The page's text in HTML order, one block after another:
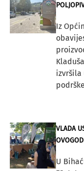
Iz
izvršila
VLADA
U